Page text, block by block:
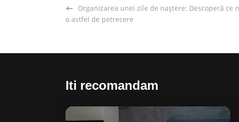
Organizarea unei zile de naștere: Descoperă ce
o astfel de petrecere
Iti recomandam